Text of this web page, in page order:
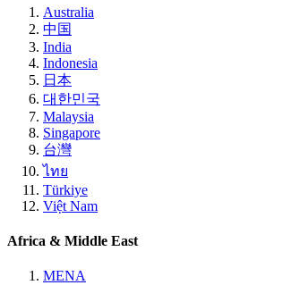
Australia
中国
India
Indonesia
日本
대한민국
Malaysia
Singapore
台灣
ไทย
Türkiye
Việt Nam
Africa & Middle East
MENA